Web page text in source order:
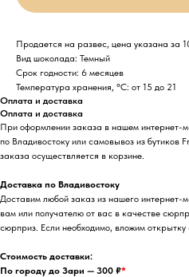
Продается на развес, цена указана за
Вид шоколада: Темный
Срок годности: 6 месяцев
Температура хранения, °C: от 15 до 21
Оплата и доставка
Оплата и доставка
При оформлении заказа в нашем интернет-
по Владивостоку или самовывоз из бутиков
заказа осуществляется в корзине.
Доставка по Владивостоку
Доставим любой заказ из нашего интернет-
вам или получателю от вас в качестве
сюрприз. Если необходимо, вложим
Стоимость доставки:
По городу до Зари — 300 ₽*